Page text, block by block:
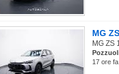
MG
MG ZS
17 ore